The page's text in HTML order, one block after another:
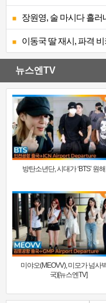
장원영, 술 마시다 흘
이동국 딸 재시, 파격
뉴스엔TV
방탄소년단, 시대가 ‘BTS’ 원해
미야오(MEOVV), 미모가 넘사
국)[뉴스엔TV]